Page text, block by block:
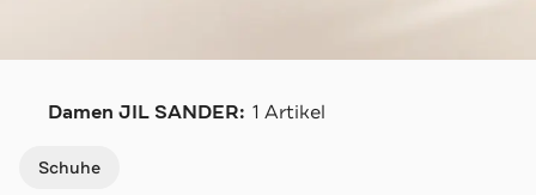
Damen JIL SANDER: 1 Artikel
Schuhe